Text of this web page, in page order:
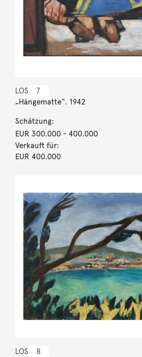
LOS 7
„Hängematte“. 1942
Schätzung:
EUR 300.000- 400.000
Verkauft für:
EUR 400.000
LOS 8